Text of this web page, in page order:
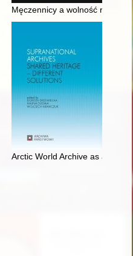
Męczennicy a wolność
remarks on the historical roots
Arctic World Archive as a Piql